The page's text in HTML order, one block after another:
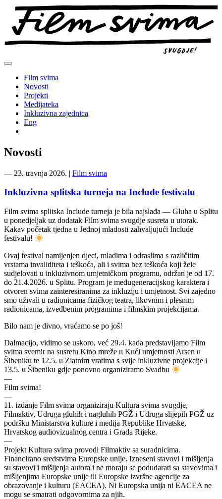
Preskoči
sadržaj
Film svima
Novosti
Projekti
Medijateka
Inkluzivna zajednica
Eng
Novosti
― 23. travnja 2026. | Film svima
Inkluzivna splitska turneja na Include festivalu
Film svima splitska Include turneja je bila najslađa — Gluha u Splitu
u ponedjeljak uz dodatak Film svima svugdje susreta u utorak.
Kakav početak tjedna u Jednoj mladosti zahvaljujući Include
festivalu!
Ovaj festival namijenjen djeci, mladima i odraslima s različitim
vrstama invaliditeta i teškoća, ali i svima bez teškoća koji žele
sudjelovati u inkluzivnom umjetničkom programu, održan je od 17.
do 21.4.2026. u Splitu. Program je međugeneracijskog karaktera i
otvoren svima zainteresiranima za inkluziju i umjetnost. Svi zajedno
smo uživali u radionicama fizičkog teatra, likovnim i plesnim
radionicama, izvedbenim programima i filmskim projekcijama.
Bilo nam je divno, vraćamo se po još!
Dalmacijo, vidimo se uskoro, već 29.4. kada predstavljamo Film
svima svemir na susretu Kino mreže u Kući umjetnosti Arsen u
Šibeniku te 12.5. u Zlatnim vratima s svije inkluzivne projekcije i
13.5. u Šibeniku gdje ponovno organiziramo Svadbu
—
Film svima!
—
11.⁠ ⁠izdanje Film svima organiziraju Kultura svima svugdje,
Filmaktiv, Udruga gluhih i nagluhih PGŽ i Udruga slijepih PGŽ uz
podršku Ministarstva kulture i medija Republike Hrvatske,
Hrvatskog audiovizualnog centra i Grada Rijeke.
—
Projekt Kultura svima provodi Filmaktiv sa suradnicima.
Financirano sredstvima Europske unije. Izneseni stavovi i mišljenja
su stavovi i mišljenja autora i ne moraju se podudarati sa stavovima i
mišljenjima Europske unije ili Europske izvršne agencije za
obrazovanje i kulturu (EACEA). Ni Europska unija ni EACEA ne
mogu se smatrati odgovornima za njih.